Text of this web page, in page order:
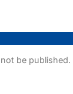
be published.